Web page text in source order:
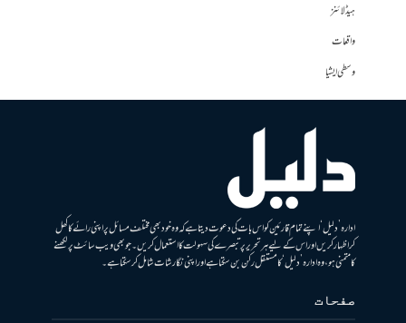
ہیڈلائنز
واقعات
وسطی ایشیا
ادارہ ’دلیل‘ اپنے تمام قارئین کو اس بات کی دعوت دیتا ہے کہ وہ خود بھی مختلف مسائل پر اپنی رائے کا کھل
کر اظہار کریں اور اس کے لیے ہر تحریر پر تبصرے کی سہولت کا استعمال کریں۔ جو بھی ویب سائٹ پر لکھنے
کا متمنی ہو، وہ ادارہ ’دلیل‘ کا مستقل رکن بن سکتا ہے اور اپنی نگارشات شامل کرسکتا ہے۔
صفحات